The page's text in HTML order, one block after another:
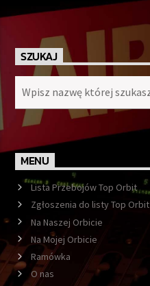
SZUKAJ
MENU
Lista Przebojów Top Orbit
Zgłoszenia do listy Top Orbit
Na Naszej Orbicie
Na Mojej Orbicie
Ramówka
O nas